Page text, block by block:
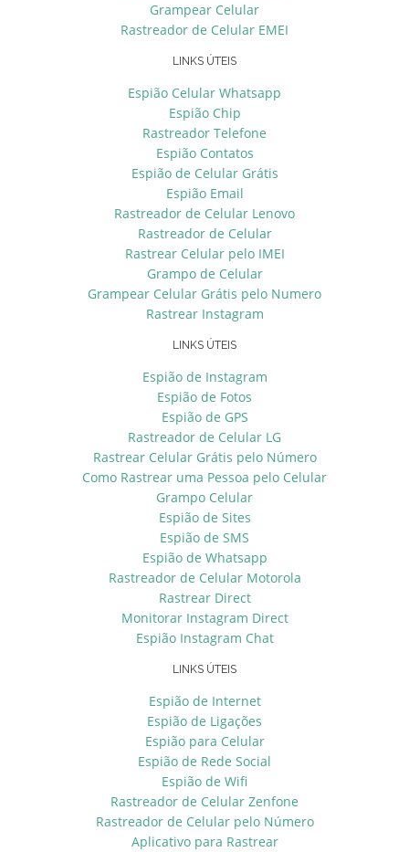
Grampear Celular
Rastreador de Celular EMEI
LINKS ÚTEIS
Espião Celular Whatsapp
Espião Chip
Rastreador Telefone
Espião Contatos
Espião de Celular Grátis
Espião Email
Rastreador de Celular Lenovo
Rastreador de Celular
Rastrear Celular pelo IMEI
Grampo de Celular
Grampear Celular Grátis pelo Numero
Rastrear Instagram
LINKS ÚTEIS
Espião de Instagram
Espião de Fotos
Espião de GPS
Rastreador de Celular LG
Rastrear Celular Grátis pelo Número
Como Rastrear uma Pessoa pelo Celular
Grampo Celular
Espião de Sites
Espião de SMS
Espião de Whatsapp
Rastreador de Celular Motorola
Rastrear Direct
Monitorar Instagram Direct
Espião Instagram Chat
LINKS ÚTEIS
Espião de Internet
Espião de Ligações
Espião para Celular
Espião de Rede Social
Espião de Wifi
Rastreador de Celular Zenfone
Rastreador de Celular pelo Número
Aplicativo para Rastrear